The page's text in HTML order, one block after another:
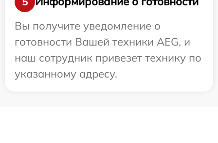
Вы получите уведомление о
готовности Вашей техники AEG, и
наш сотрудник привезет технику по
указанному адресу.